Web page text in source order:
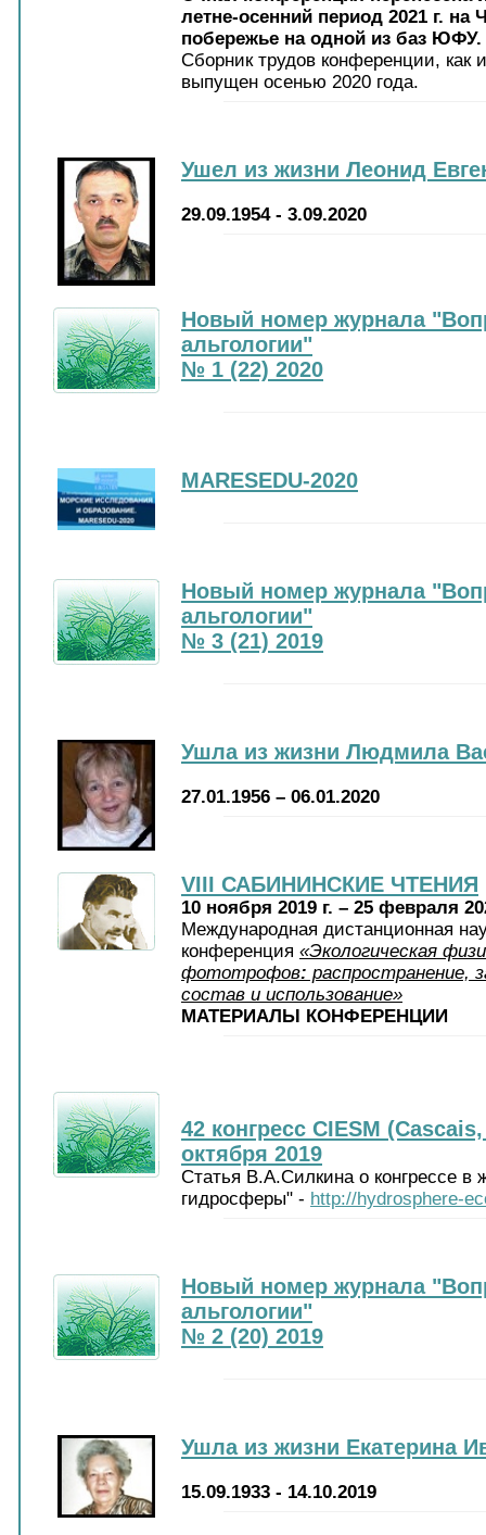
летне-осенний период 2021 г. на
побережье на одной из баз ЮФУ.
Cборник трудов конференции, как
выпущен осенью 2020 года.
Ушел из жизни Леонид
29.09.1954 - 3.09.2020
Новый номер журнала
альгологии"
№ 1 (22) 2020
MARESEDU-2020
Новый номер журнала
альгологии"
№ 3 (21) 2019
Ушла из жизни Людмила
27.01.1956 – 06.01.2020
VIII САБИНИНСКИЕ ЧТЕНИЯ
10 ноября 2019 г. – 25 февраля
Международная дистанционная
конференция «Экологическая
фототрофов: распространение,
состав и использование»
МАТЕРИАЛЫ КОНФЕРЕНЦИИ
42 конгресс CIESM
октября 2019
Статья В.А.Силкина о конгрессе в
гидросферы" - http://hydrosphere-
Новый номер журнала
альгологии"
№ 2 (20) 2019
Ушла из жизни Екатерина
15.09.1933 - 14.10.2019